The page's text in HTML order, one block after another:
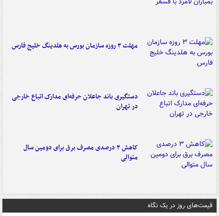
مهلت ۳ روزه سازمان بورس به هلدینگ خلیج فارس
دستگیری باند جاعلان حرفه‌ای مدارک اتباع خارجی
در تهران
کاهش ۳ درصدی مصرف برق برای دومین سال
متوالی
قیمت‌های روز در یک نگاه